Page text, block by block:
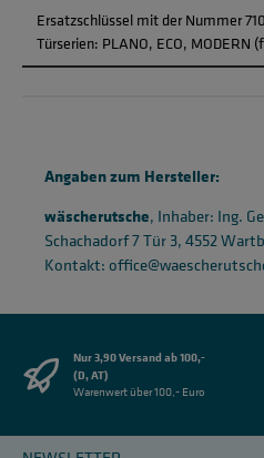
Ersatzschlüssel mit der Nummer
Türserien: PLANO, ECO, MODERN
Angaben zum Hersteller:
wäscherutsche, Inhaber: Ing.
Schachadorf 7 Tür 3, 4552
Kontakt:
Nur 3,90 Versand ab 100,-
(D, AT)
Warenwert über 100,- Euro